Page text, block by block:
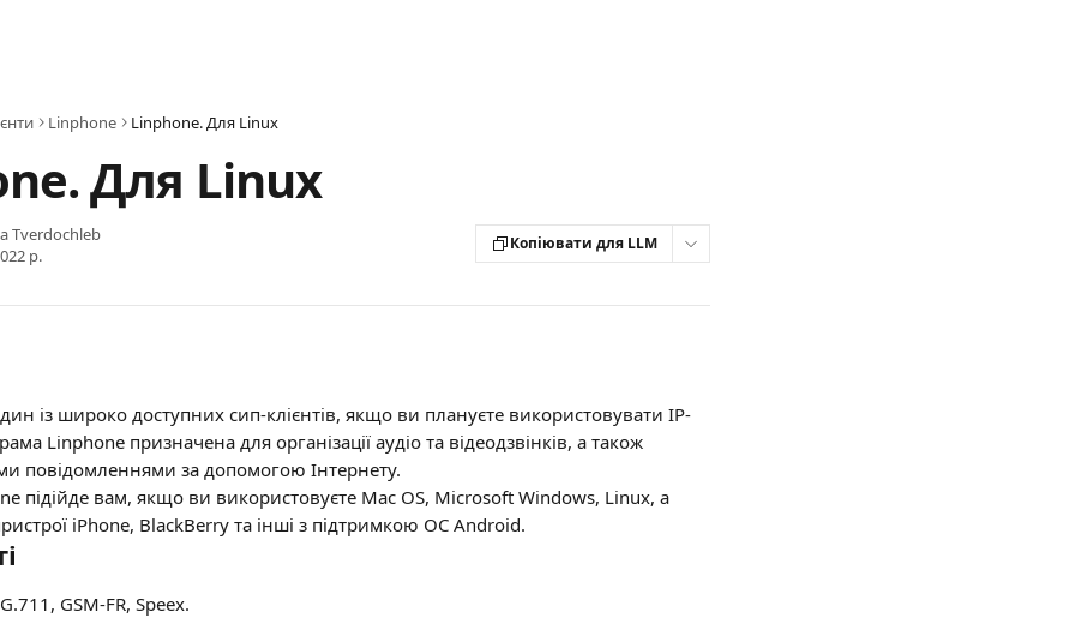
Linphone Linphone. Для Linux
Для Linux
Tverdochleb
р.
Копіювати для LLM
із широко доступних сип-клієнтів, якщо ви плануєте використовувати IP-
Linphone призначена для організації аудіо та відеодзвінків, а також
повідомленнями за допомогою Інтернету.
підійде вам, якщо ви використовуєте Mac OS, Microsoft Windows, Linux, а
iPhone, BlackBerry та інші з підтримкою ОС Android.
GSM-FR, Speex.